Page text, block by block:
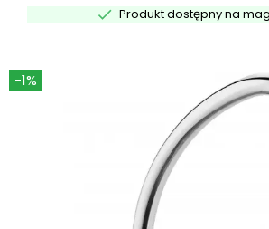
 Produkt dostępny na
-1%